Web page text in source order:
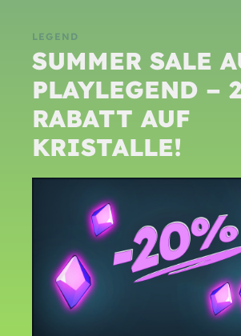
LEGEND
SUMMER SALE
PLAYLEGEND –
RABATT AUF
KRISTALLE!